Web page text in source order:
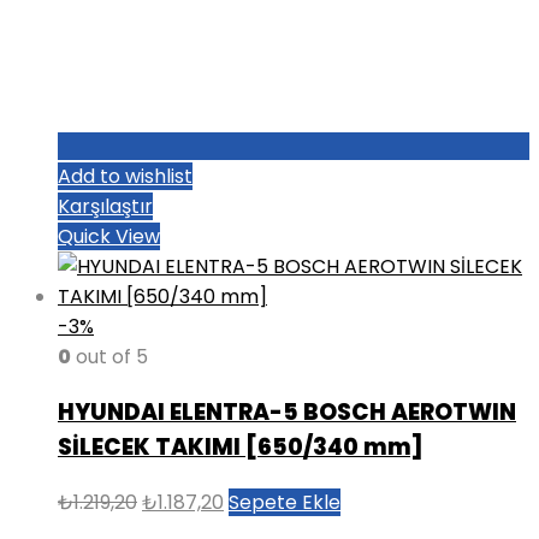
Add to wishlist
Karşılaştır
Quick View
-3%
0 out of 5
HYUNDAI ELENTRA-5 BOSCH AEROTWIN
SİLECEK TAKIMI [650/340 mm]
₺1.219,20Orijinal
₺1.187,20 Şu
Sepete Ekle